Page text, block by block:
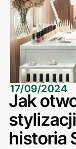
17/09/2024
Jak
historia